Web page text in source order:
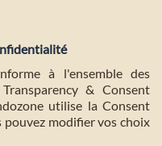
à l'ensemble des
& Consent
utilise la Consent
pouvez modifier vos choix